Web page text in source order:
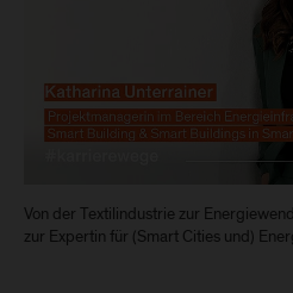
Von der Textilindustrie zur
zur Expertin für (Smart Cities und)